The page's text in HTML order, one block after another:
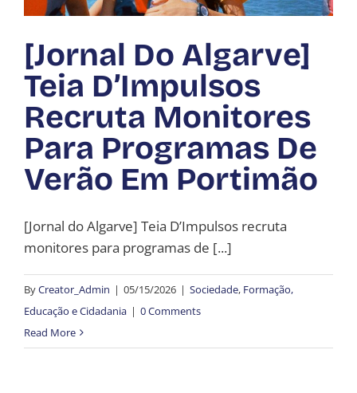
[Jornal Do Algarve]
Teia D’Impulsos
Recruta Monitores
Para Programas De
Verão Em Portimão
[Jornal do Algarve] Teia D’Impulsos recruta
monitores para programas de [...]
ByCreator_Admin | 05/15/2026 | Sociedade, Formação,
Educação e Cidadania | 0 Comments
Read More